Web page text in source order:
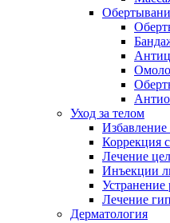
Уход за телом
Избавление
Коррекция
Лечение
Инъекции
Устранение
Лечение
Дерматология